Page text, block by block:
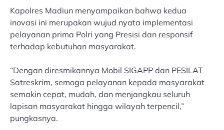
Kapolres Madiun menyampaikan bahwa kedua
inovasi ini merupakan wujud nyata implementasi
pelayanan prima Polri yang Presisi dan responsif
terhadap kebutuhan masyarakat.
“Dengan diresmikannya Mobil SIGAPP dan PESILAT
Satreskrim, semoga pelayanan kepada masyarakat
semakin cepat, mudah, dan menjangkau seluruh
lapisan masyarakat hingga wilayah terpencil,”
pungkasnya.